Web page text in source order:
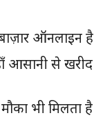
ऑनलाइन
आसानी से
भी मिलता